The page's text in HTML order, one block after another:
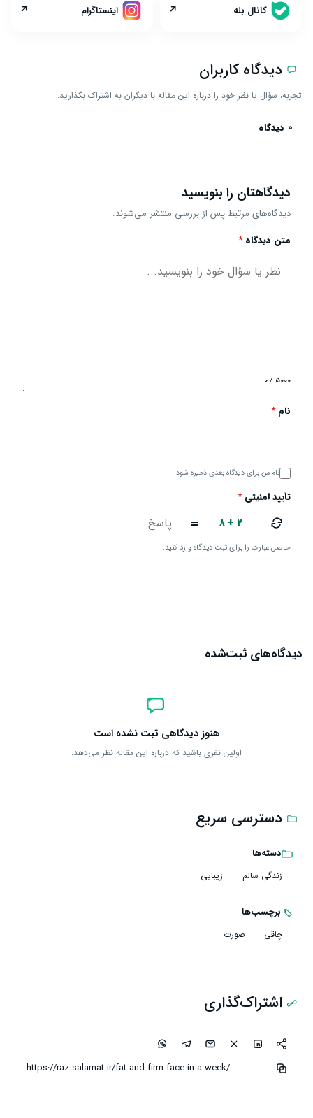
کانال بله ↗ اینستاگرام ↗
دیدگاه کاربران
تجربه، سؤال یا نظر خود را درباره این مقاله با دیگران به اشتراک بگذارید.
0 دیدگاه
دیدگاهتان را بنویسید
دیدگاه‌های مرتبط پس از بررسی منتشر می‌شوند.
متن دیدگاه*
۰ / ۵۰۰۰
نام*
نام من برای دیدگاه بعدی ذخیره شود.
تأیید امنیتی*
۸ + ۲ =
حاصل عبارت را برای ثبت دیدگاه وارد کنید.
دیدگاه‌های ثبت‌شده
هنوز دیدگاهی ثبت نشده است
اولین نفری باشید که درباره این مقاله نظر می‌دهد.
دسترسی سریع
دسته‌ها
زندگی سالم زیبایی
برچسب‌ها
چاقی صورت
اشتراک‌گذاری